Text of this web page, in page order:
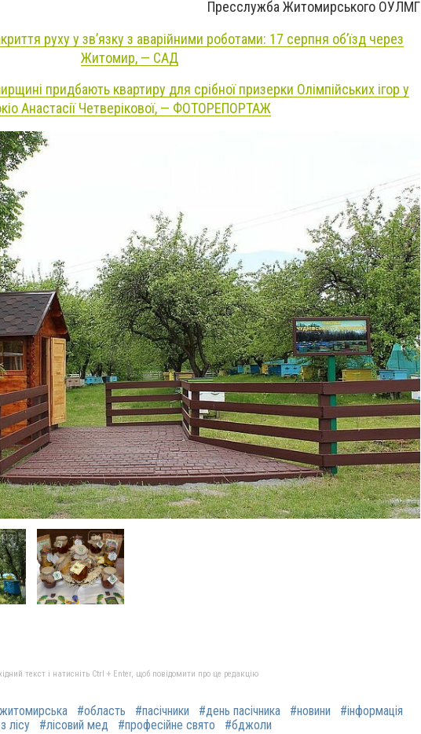
Пресслужба Житомирського ОУЛМГ
руху у зв’язку з аварійними роботами: 17 серпня об’їзд через
Житомир, — САД
придбають квартиру для срібної призерки Олімпійських ігор у
Анастасії Четверікової, — ФОТОРЕПОРТАЖ
текст і натисніть Ctrl + Enter, щоб повідомити про це редакцію
#область #пасічники #день пасічника #новини
#інформація
лісу #лісовий мед #професійне свято #бджоли